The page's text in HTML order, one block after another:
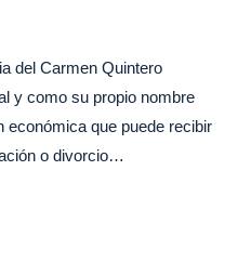
del Carmen Quintero
y como su propio nombre
económica que puede recibir
o divorcio…